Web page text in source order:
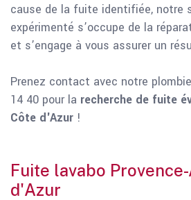
cause de la fuite identifiée, notre
expérimenté s’occupe de la
et s’engage à vous assurer un
Prenez contact avec notre
14 40 pour la recherche de fuite
Côte d'Azur !
Fuite lavabo
d'Azur